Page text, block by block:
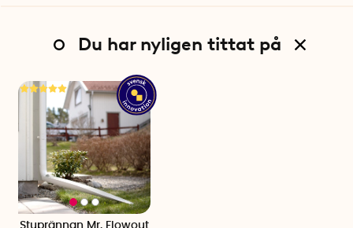
Du har nyligen tittat på
Stuprännan Mr. Flowout